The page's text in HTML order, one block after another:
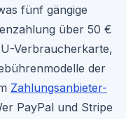
fünf gängige
über 50 €
Verbraucherkarte,
der
Zahlungsanbieter-
PayPal und Stripe